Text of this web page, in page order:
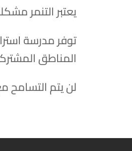
يعتبر التنمر
توفر مدرسة
المناطق
لن يتم التسامح